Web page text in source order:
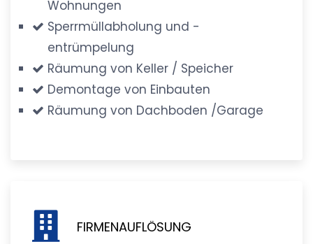
Wohnungen
Sperrmüllabholung und -
entrümpelung
Räumung von Keller / Speicher
Demontage von Einbauten
Räumung von Dachboden /Garage
FIRMENAUFLÖSUNG